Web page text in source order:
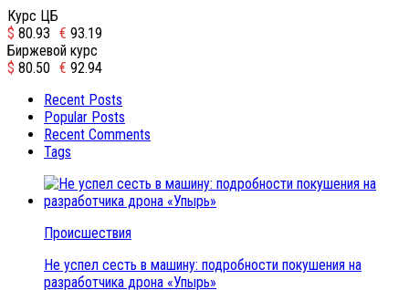
Курс ЦБ
$ 80.93 € 93.19
Биржевой курс
$ 80.50 € 92.94
Recent Posts
Popular Posts
Recent Comments
Tags
Происшествия
Не успел сесть в машину: подробности покушения на
разработчика дрона «Упырь»